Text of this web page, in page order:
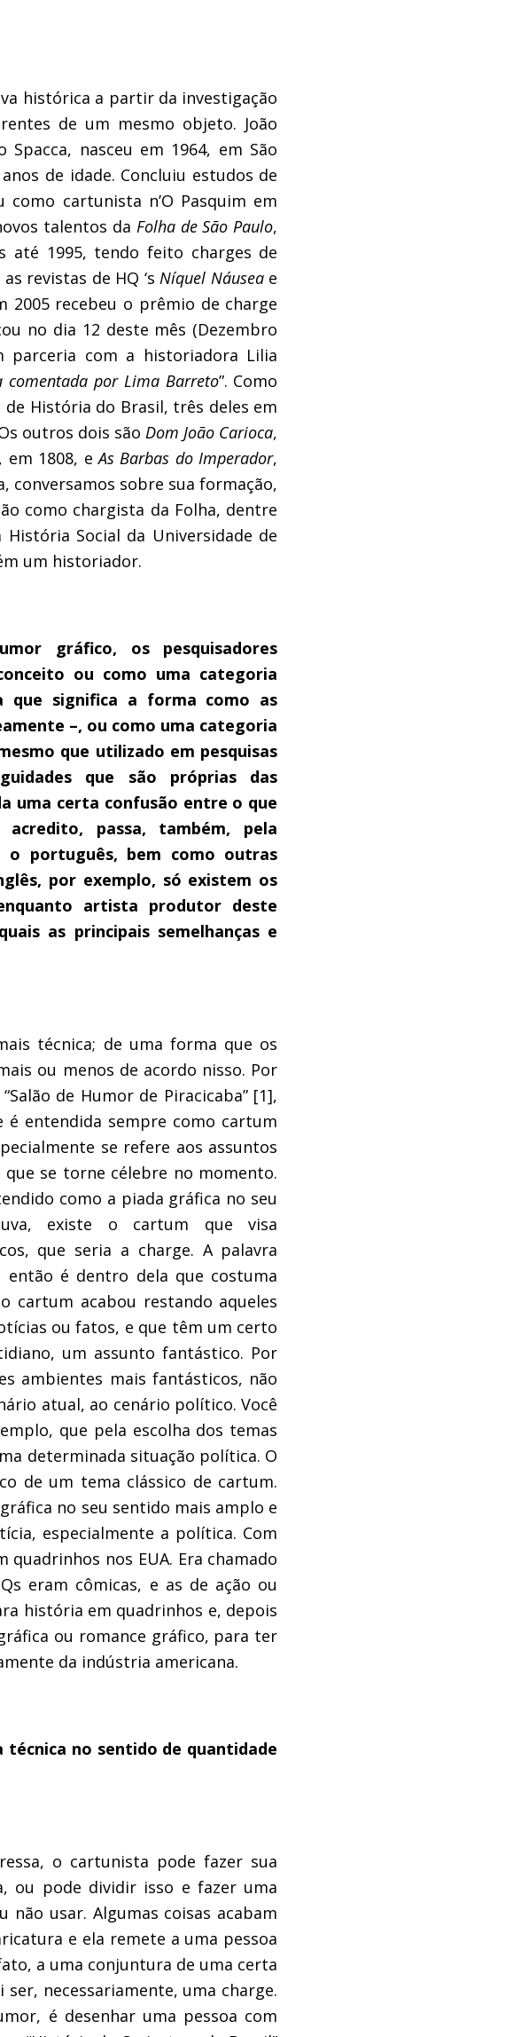
histórica a partir da investigação
de um mesmo objeto. João
Spacca, nasceu em 1964, em São
de idade. Concluiu estudos de
como cartunista n’O Pasquim em
talentos da Folha de São Paulo,
até 1995, tendo feito charges de
revistas de HQ ‘sNíquel Náuseae
recebeu o prêmio de charge
no dia 12 deste mês (Dezembro
parceria com a historiadora Lilia
comentada por Lima Barreto”. Como
História do Brasil, três deles em
outros dois sãoDom João Carioca,
em 1808, eAs Barbas do Imperador,
conversamos sobre sua formação,
como chargista da Folha, dentre
Social da Universidade de
um historiador.
gráfico, os pesquisadores
ou como uma categoria
que significa a forma como as
–, ou como uma categoria
que utilizado em pesquisas
que são próprias das
uma certa confusão entre o que
passa, também, pela
português, bem como outras
por exemplo, só existem os
artista produtor deste
as principais semelhanças e
técnica; de uma forma que os
ou menos de acordo nisso. Por
de Humor de Piracicaba” [1],
é entendida sempre como cartum
se refere aos assuntos
se torne célebre no momento.
como a piada gráfica no seu
existe o cartum que visa
que seria a charge. A palavra
então é dentro dela que costuma
cartum acabou restando aqueles
ou fatos, e que têm um certo
um assunto fantástico. Por
ambientes mais fantásticos, não
atual, ao cenário político. Você
que pela escolha dos temas
determinada situação política. O
de um tema clássico de cartum.
no seu sentido mais amplo e
especialmente a política. Com
nos EUA. Era chamado
eram cômicas, e as de ação ou
história em quadrinhos e, depois
ou romance gráfico, para ter
da indústria americana.
no sentido de quantidade
o cartunista pode fazer sua
ou pode dividir isso e fazer uma
usar. Algumas coisas acabam
e ela remete a uma pessoa
a uma conjuntura de uma certa
necessariamente, uma charge.
é desenhar uma pessoa com